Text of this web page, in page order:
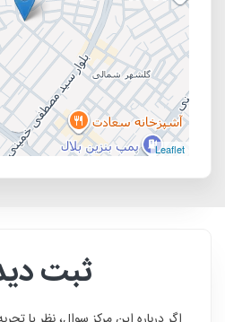
Leaflet
ثبت